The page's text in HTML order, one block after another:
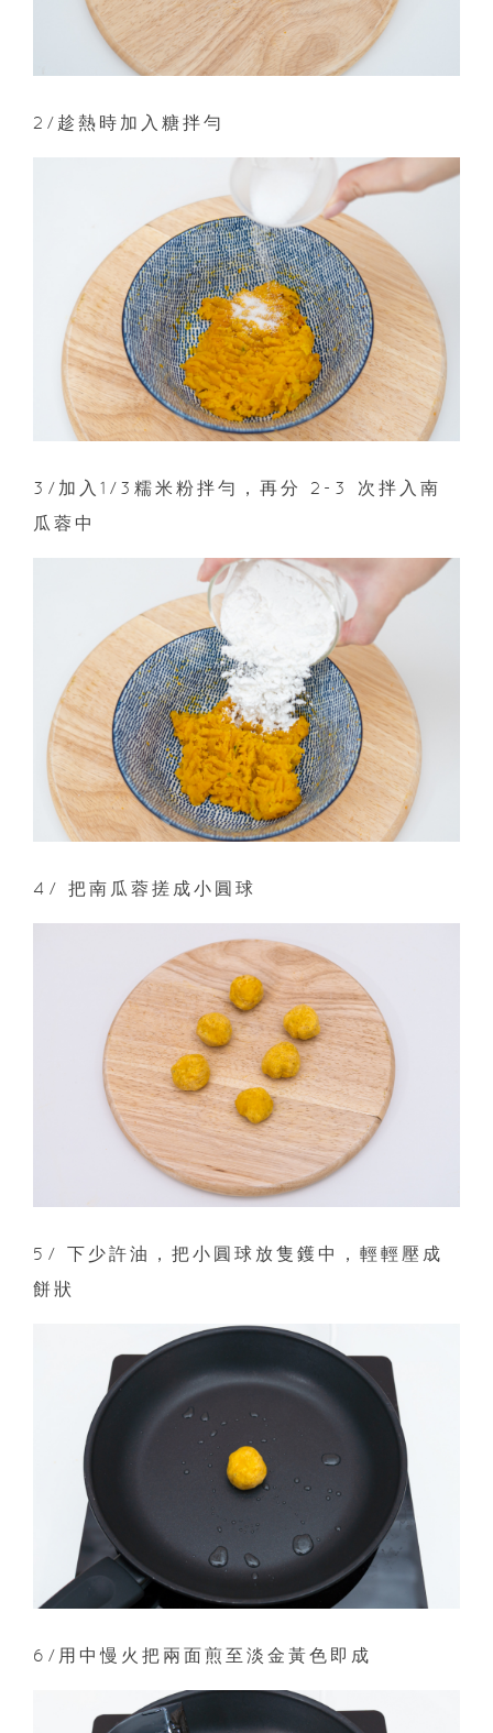
2/趁熱時加入糖拌勻
3/加入1/3糯米粉拌勻，再分 2-3 次拌入南
瓜蓉中
4/ 把南瓜蓉搓成小圓球
5/ 下少許油，把小圓球放隻鑊中，輕輕壓成
餅狀
6/用中慢火把兩面煎至淡金黃色即成